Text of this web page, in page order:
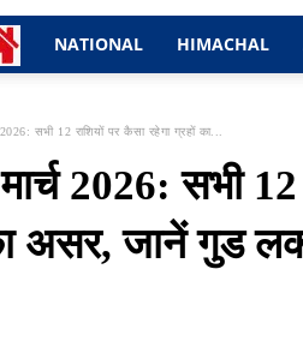
NATIONAL HIMACHAL
सभी 12 राशियों पर कैसा रहेगा ग्रहों का...
2026: सभी 12
असर, जानें गुड